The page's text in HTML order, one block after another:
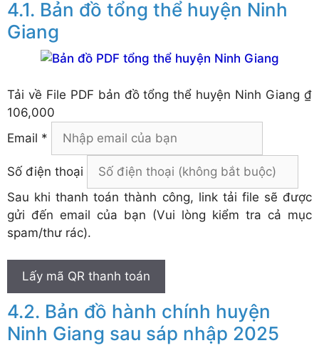
Bản đồ tổng thể huyện Ninh
Giang
Tải về File PDF bản đồ tổng thể huyện Ninh Giang ₫
106,000
Email *
Số điện thoại
Sau khi thanh toán thành công, link tải file sẽ được
gửi đến email của bạn (Vui lòng kiểm tra cả mục
spam/thư rác).
Lấy mã QR thanh toán
Bản đồ hành chính huyện
Ninh Giang sau sáp nhập 2025